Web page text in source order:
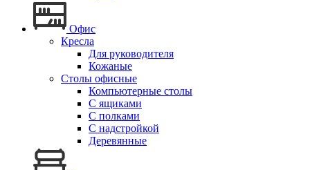
Офис
Кресла
Для руководителя
Кожаные
Столы офисные
Компьютерные столы
С ящиками
С полками
С надстройкой
Деревянные